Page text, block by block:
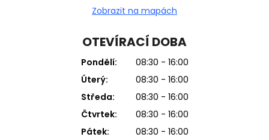
Zobrazit na mapách
OTEVÍRACÍ DOBA
Pondělí:
08:30 - 16:00
Úterý:
08:30 - 16:00
Středa:
08:30 - 16:00
Čtvrtek:
08:30 - 16:00
Pátek:
08:30 - 16:00